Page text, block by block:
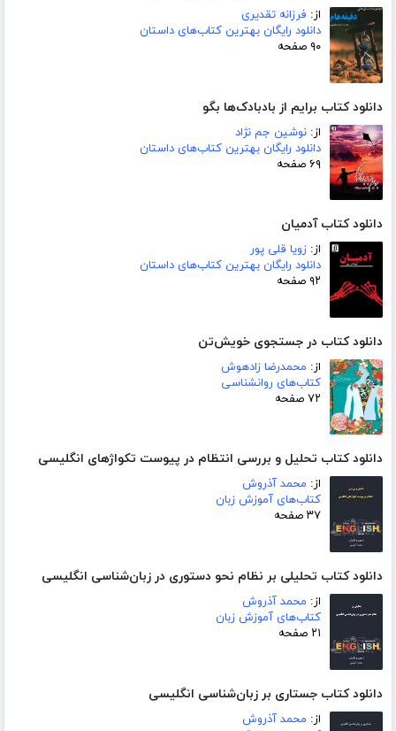
از: فرزانه تقدیری
دانلود رایگان بهترین کتاب‌های داستان
۹۰ صفحه
دانلود کتاب برایم از بادبادک‌ها بگو
از: نوشین جم نژاد
دانلود رایگان بهترین کتاب‌های داستان
۶۹ صفحه
دانلود کتاب آدمیان
از: زویا قلی پور
دانلود رایگان بهترین کتاب‌های داستان
۹۲ صفحه
دانلود کتاب در جستجوی خویش‌تن
از: محمدرضا زادهوش
کتاب‌های روانشناسی
۷۲ صفحه
دانلود کتاب تحلیل و بررسی انتظام در پیوست تکواژهای انگلیسی
از: محمد آذروش
کتاب‌های آموزش زبان
۳۷ صفحه
دانلود کتاب تحلیلی بر نظام نحو دستوری در زبان‌شناسی انگلیسی
از: محمد آذروش
کتاب‌های آموزش زبان
۲۱ صفحه
دانلود کتاب جستاری بر زبان‌شناسی انگلیسی
از: محمد آذروش